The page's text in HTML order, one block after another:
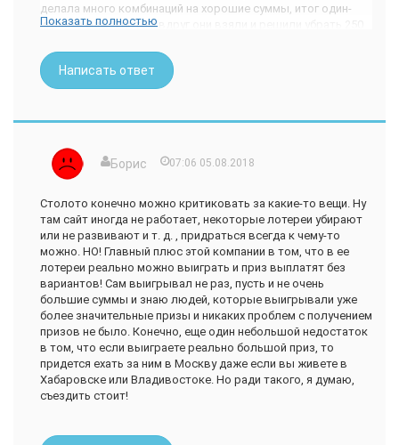
делала много комбинаций на хорошие суммы, итог один-
играйте еще. А потом вдруг они взяли и решили убрать 250
комбинации, была 60руб. стала 10руб. это такой бред-
захотели добавили, захотели убавили. Мне интересно куда
же делись эти 250 миллионов) Я решила посмотреть как
поводу не честности нашей лотереи подтвердились. Вот
из 49), посмотрев историю тиражей за полгода я была в
шоке, практически в каждом тираже выигрывают джекпот,
большие по одному, двум миллионов евро, но для нас это
огромные деньги и люди их выигрывают, платят сразу всю
сумму. Если кто-то мне не верит то у всех есть интернет,
посмотрите сами. Теперь вы понимаете к чему я веду) У нас
же джекпот выигрывают один раз в году и то человек
выиграл на развернутой ставке за 4300руб. И еще есть
такая закономерность выигрывать только под новый год!
Как пишут не многие выигравшие что забрать свой
выигрыш не так-то просто. Не понятная виртуальная
студия и только в интернете с непонятными людьми нас
должно настораживать. Мой вывод такой: если уж играть,
так в настоящие, прозрачные и проверенные лотереи а не
набивать нашими деньгами кому-то карманы!
Показать полностью
Написать ответ
Борис 07:06 05.08.2018
Столото конечно можно критиковать за какие-то вещи. Ну
там сайт иногда не работает, некоторые лотереи убирают
или не развивают и т. д. , придраться всегда к чему-то
можно. НО! Главный плюс этой компании в том, что в ее
лотереи реально можно выиграть и приз выплатят без
вариантов! Сам выигрывал не раз, пусть и не очень
большие суммы и знаю людей, которые выигрывали уже
более значительные призы и никаких проблем с получением
призов не было. Конечно, еще один небольшой недостаток
в том, что если выиграете реально большой приз, то
придется ехать за ним в Москву даже если вы живете в
Хабаровске или Владивостоке. Но ради такого, я думаю,
съездить стоит!